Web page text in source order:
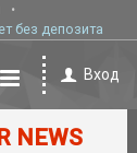
без депозита
Вход
NEWS